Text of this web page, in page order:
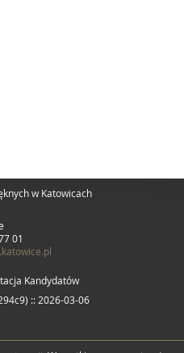
w Katowicach
01
Kandydatów
:: 2026-03-06